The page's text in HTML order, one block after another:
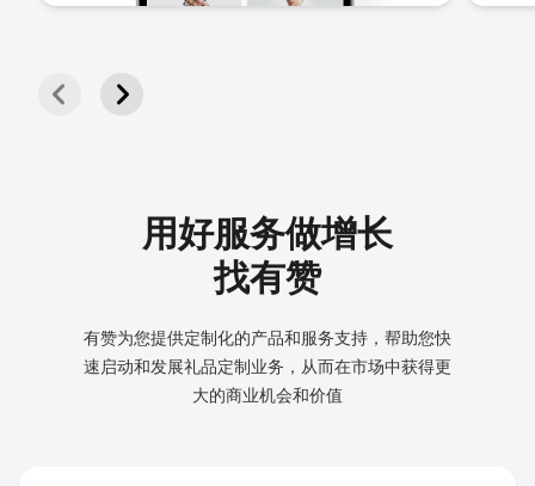
用好服务做增长
找有赞
有赞为您提供定制化的产品和服务支持，帮助您快
速启动和发展礼品定制业务，从而在市场中获得更
大的商业机会和价值